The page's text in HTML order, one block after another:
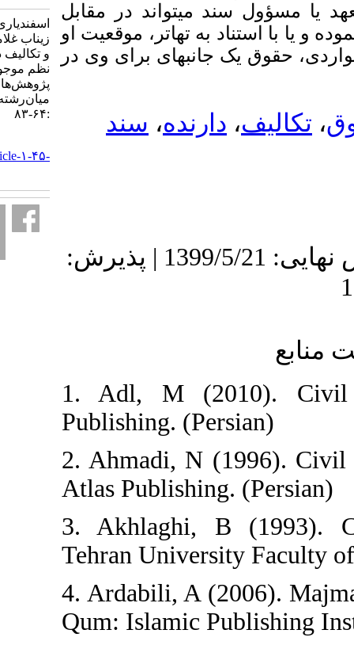
می­تواند در مقابل
به تهاتر، موقعیت او
جانبه­ای برای وی در
،دارنده،سند
دریافت: 1399/4/28 | ویرایش نهایی: 1399/5/21 | پذیرش:
1. Adl, M
Publishing.
2. Ahmadi, N
Atlas Publishing.
3. Akhlaghi, B
Tehran
4. Ardabili, A
Qum: Islamic
اسفندیاری احمد، سیفی
زیناب غلامعلی. تعادل حقوق
و تکالیف دارندۀ سند تجاری؛
نظم موجود و توازن مطلوب.
میان‌رشته‌ای. ۱۳۹۹; ۱ (۳)
http://ilrjournal.ir/article-۱-۴۵-